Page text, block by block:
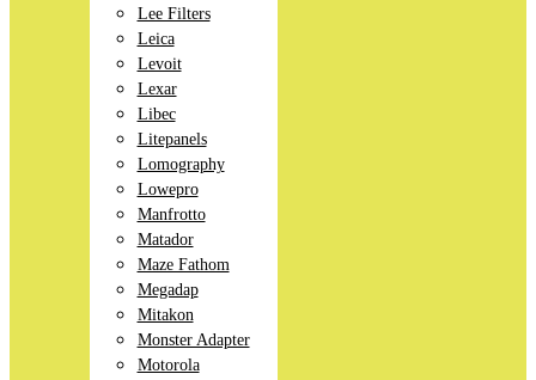
Lee Filters
Leica
Levoit
Lexar
Libec
Litepanels
Lomography
Lowepro
Manfrotto
Matador
Maze Fathom
Megadap
Mitakon
Monster Adapter
Motorola